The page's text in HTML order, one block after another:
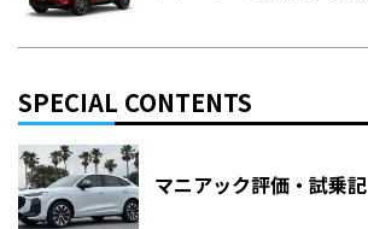
SPECIAL CONTENTS
マニアック評価・試乗記